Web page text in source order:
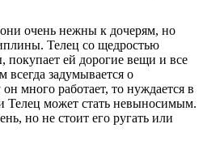
очень нежны к дочерям, но
Телец со щедростью
покупает ей дорогие вещи и все
всегда задумывается о
много работает, то нуждается в
Телец может стать невыносимым.
но не стоит его ругать или